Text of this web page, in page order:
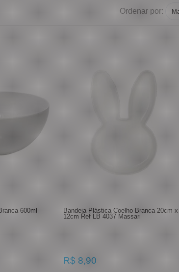
Ordenar por:
600ml
Bandeja Plástica Coelho Branca 20cm x
12cm Ref LB 4037 Massari
R$ 8,90